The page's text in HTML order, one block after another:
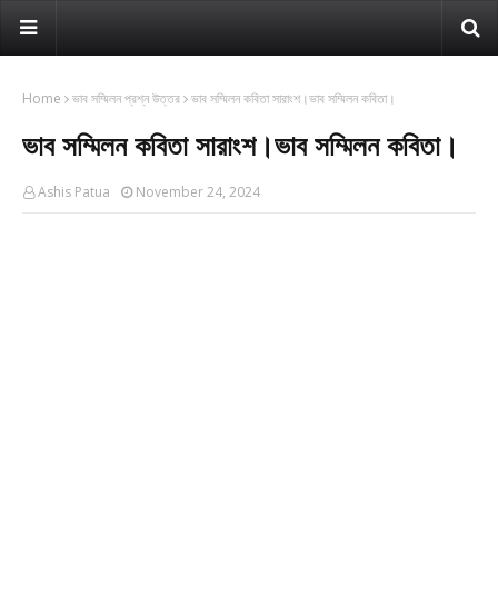
Home ভাব সম্মিলন প্রশ্ন উত্তর ভাব সম্মিলন কবিতা সারাংশ।ভাব সম্মিলন কবিতা।
ভাব সম্মিলন কবিতা সারাংশ।ভাব সম্মিলন কবিতা।
Ashis Patua November 24, 2024